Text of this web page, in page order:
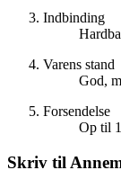
Indbinding
Varens stand
God,
Forsendelse
Op til
Skriv til